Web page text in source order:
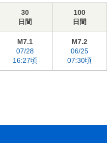
30
日間
100
日間
M7.1
07/28
16:27頃
M7.2
06/25
07:30頃